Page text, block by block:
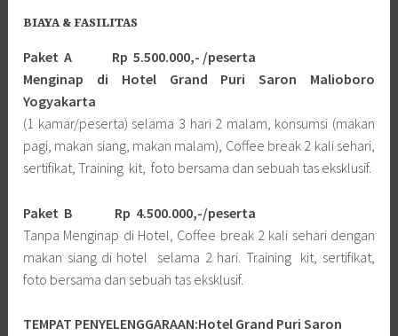
BIAYA & FASILITAS
Paket A Rp 5.500.000,- /peserta
Menginap di Hotel Grand Puri Saron Malioboro
Yogyakarta
(1 kamar/peserta) selama 3 hari 2 malam, konsumsi (makan
pagi, makan siang, makan malam), Coffee break 2 kali sehari,
sertifikat, Training kit, foto bersama dan sebuah tas eksklusif.
Paket B
Rp 4.500.000,-/peserta
Tanpa Menginap di Hotel, Coffee break 2 kali sehari dengan
makan siang di hotel selama 2 hari. Training kit, sertifikat,
foto bersama dan sebuah tas eksklusif.
TEMPAT PENYELENGGARAAN:Hotel Grand Puri Saron